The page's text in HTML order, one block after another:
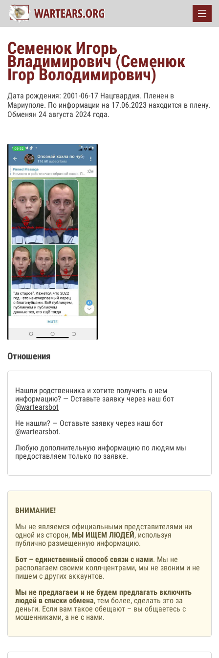
Семенюк Игорь
Владимирович (Семенюк
Ігор Володимирович)
Дата рождения: 2001-06-17 Нацгвардия. Пленен в
Мариуполе. По информации на 17.06.2023 находится в плену.
Обменян 24 августа 2024 года.
Отношения
Нашли родственника и хотите получить о нем
информацию? — Оставьте заявку через наш бот
@wartearsbot
Не нашли? — Оставьте заявку через наш бот
@wartearsbot.
Любую дополнительную информацию по людям мы
предоставляем только по заявке.
ВНИМАНИЕ!
Мы не являемся официальными представителями ни
одной из сторон, МЫ ИЩЕМ ЛЮДЕЙ, используя
публично размещенную информацию.
Бот – единственный способ связи с нами. Мы не
располагаем своими колл-центрами, мы не звоним и не
пишем с других аккаунтов.
Мы не предлагаем и не будем предлагать включить
людей в списки обмена, тем более, сделать это за
деньги. Если вам такое обещают – вы общаетесь с
мошенниками, а не с нами.